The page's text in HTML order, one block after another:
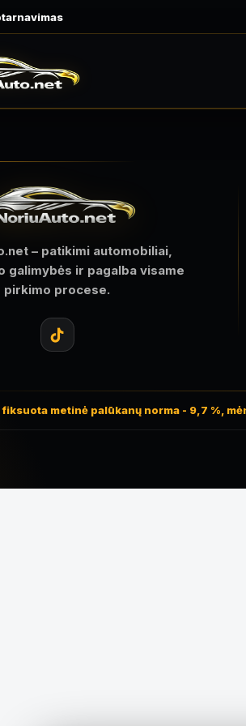
– patikimi automobiliai,
galimybės ir pagalba visame
pirkimo procese.
metinė palūkanų norma - 9,7 %,